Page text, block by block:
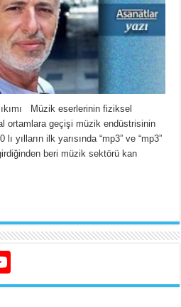
Müzik eserlerinin fiziksel
ortamlara geçişi müzik endüstrisinin
yılların ilk yarısında “mp3” ve “mp3”
beri müzik sektörü kan